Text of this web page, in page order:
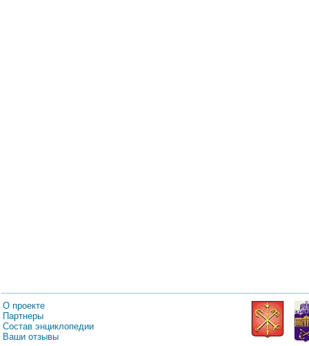
О проекте
Партнеры
Состав энциклопедии
Ваши отзывы